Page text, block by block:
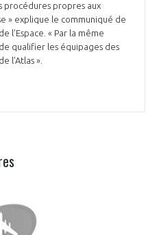
procédures propres aux
» explique le communiqué de
l’Espace. « Par la même
qualifier les équipages des
l’Atlas ».